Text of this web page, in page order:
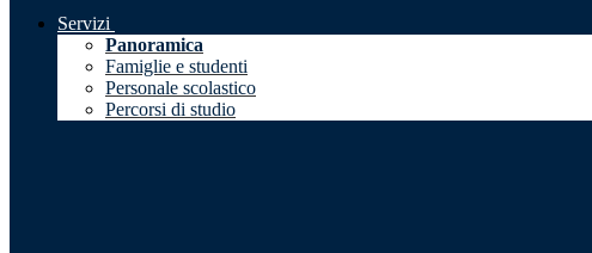
Servizi
Panoramica
Famiglie e studenti
Personale scolastico
Percorsi di studio